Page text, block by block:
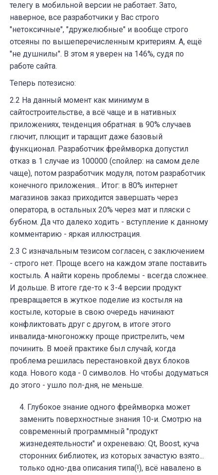
телегу в мобильной версии не работает. Зато,
наверное, все разработчики у Вас строго
"нетоксичные", "дружелюбные" и вообще строго
отсеяны по вышеперечисленным критериям. А, ещё
"не душнилы". В этом я уверен на 146%, судя по
работе сайта.
Теперь потезисно:
2.2 На данный момент как минимум в
сайтостроительстве, а всё чаще и в нативных
приложениях, тенденция обратная: в 90% случаев
глючит, плющит и таращит даже базовый
функционал. Разработчик фреймворка допустил
отказ в 1 случае из 100000 (спойлер: на самом деле
чаще), потом разработчик модуля, потом разработчик
конечного приложения... Итог: в 80% интернет
магазинов заказ приходится завершать через
оператора, в остальных 20% через мат и пляски с
бубном. Да что далеко ходить - вступление к данному
комментарию - яркая иллюстрация.
2.3 С изначальным тезисом согласен, с заключением
- строго нет. Проще всего на каждом этапе поставить
костыль. А найти корень проблемы - всегда сложнее.
И дольше. В итоге где-то к 3-4 версии продукт
превращается в жуткое поделие из костыля на
костыле, которые в свою очередь начинают
конфликтовать друг с другом, в итоге этого
инвалида-многоножку проще пристрелить, чем
починить. В моей практике был случай, когда
проблема решилась перестановкой двух блоков
кода. Нового кода - 0 символов. Но чтобы додуматься
до этого - ушло пол-дня, не меньше.
Глубокое знание одного фреймворка может
заменить поверхностные знания 10-и. Смотрю на
современный программный "продукт
жизнедеятельности" и охреневаю: Qt, Boost, куча
сторонних библиотек, из которых зачастую взято...
только одно-два описания типа(!), всё навалено в